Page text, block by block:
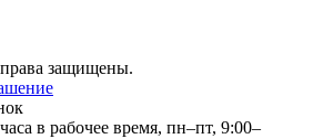
защищены.
в рабочее время, пн–пт, 9:00–